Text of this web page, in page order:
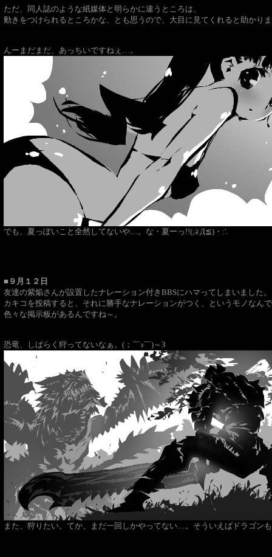
ただ、同人誌のような紙媒体と明らかに違うところは、
動きをつけられるところかな、とも思うので、大目に見てくれると助かり
んーまだまだ、あっちいですねぇ…。
でも、夏っぽいこと全然してないや…。な・夏ーっ!!(;≧Д≦)・:'.
■９月１２日
友達の紫焔さんが設置したナレーション付きBBSにハマってしまいました。
カキコを投稿すると、それに勝手なナレーションがつく、というモノなん
色々な掲示板があるんですね～。
恐竜、しばらく狩ってないなぁ。(；￣з￣)～З
また、狩りたい。てか、まだ一回しかやってない…。そういえばドラゴン